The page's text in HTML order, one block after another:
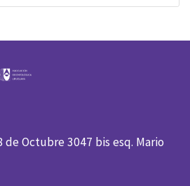
de Octubre 3047 bis esq. Mario